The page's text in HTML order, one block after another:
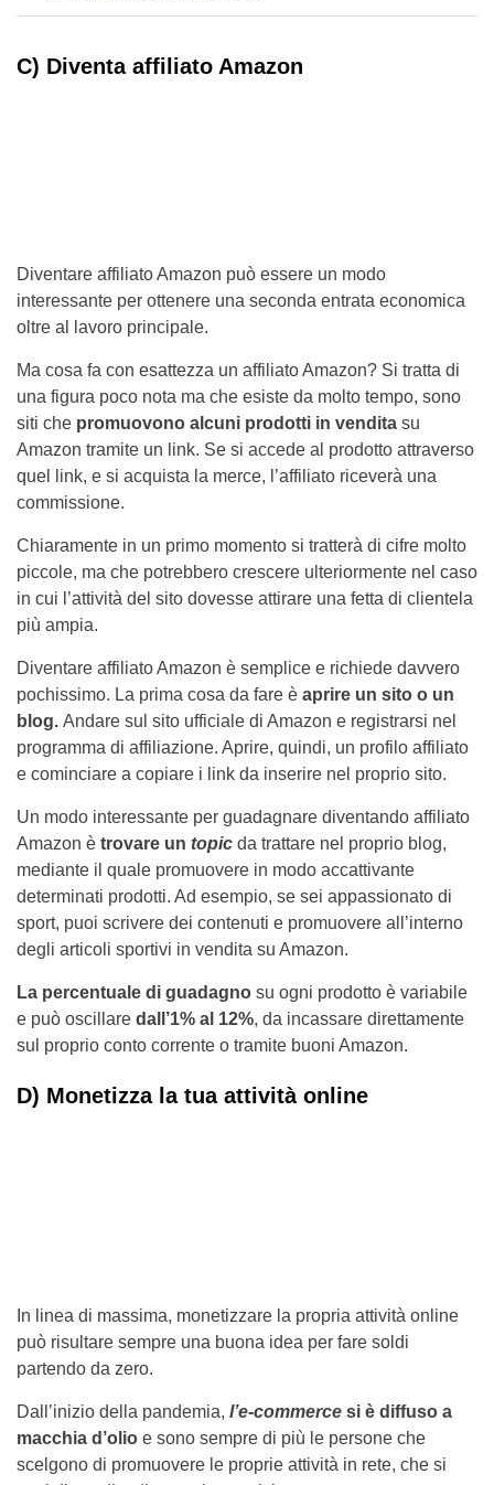
C) Diventa affiliato Amazon
Diventare affiliato Amazon può essere un modo
interessante per ottenere una seconda entrata economica
oltre al lavoro principale.
Ma cosa fa con esattezza un affiliato Amazon? Si tratta di
una figura poco nota ma che esiste da molto tempo, sono
siti che promuovono alcuni prodotti in vendita su
Amazon tramite un link. Se si accede al prodotto attraverso
quel link, e si acquista la merce, l’affiliato riceverà una
commissione.
Chiaramente in un primo momento si tratterà di cifre molto
piccole, ma che potrebbero crescere ulteriormente nel caso
in cui l’attività del sito dovesse attirare una fetta di clientela
più ampia.
Diventare affiliato Amazon è semplice e richiede davvero
pochissimo. La prima cosa da fare è aprire un sito o un
blog. Andare sul sito ufficiale di Amazon e registrarsi nel
programma di affiliazione. Aprire, quindi, un profilo affiliato
e cominciare a copiare i link da inserire nel proprio sito.
Un modo interessante per guadagnare diventando affiliato
Amazon è trovare un topic da trattare nel proprio blog,
mediante il quale promuovere in modo accattivante
determinati prodotti. Ad esempio, se sei appassionato di
sport, puoi scrivere dei contenuti e promuovere all’interno
degli articoli sportivi in vendita su Amazon.
La percentuale di guadagno su ogni prodotto è variabile
e può oscillare dall’1% al 12%, da incassare direttamente
sul proprio conto corrente o tramite buoni Amazon.
D) Monetizza la tua attività online
In linea di massima, monetizzare la propria attività online
può risultare sempre una buona idea per fare soldi
partendo da zero.
Dall’inizio della pandemia, l’e-commerce si è diffuso a
macchia d’olio e sono sempre di più le persone che
scelgono di promuovere le proprie attività in rete, che si